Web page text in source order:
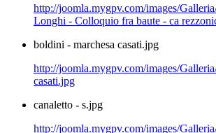
http://joomla.mygpv.com/images/
Longhi - Colloquio fra baute - ca
boldini - marchesa casati.jpg
http://joomla.mygpv.com/images/
casati.jpg
canaletto - s.jpg
http://joomla.mygpv.com/images/